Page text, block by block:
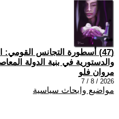
(47) أسطورة التجانس القومي:
والدستورية في بنية الدولة
مروان فلو
2026 / 8 / 7
مواضيع وابحاث سياسية